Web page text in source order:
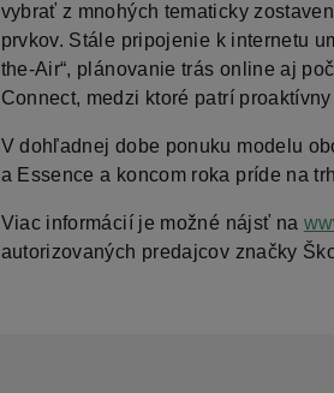
vybrať z mnohých tematicky
prvkov. Stále pripojenie k internetu
the-Air“, plánovanie trás online aj
Connect, medzi ktoré patrí
V dohľadnej dobe ponuku modelu
a Essence a koncom roka príde na
Viac informácií je možné nájsť na
autorizovaných predajcov značky